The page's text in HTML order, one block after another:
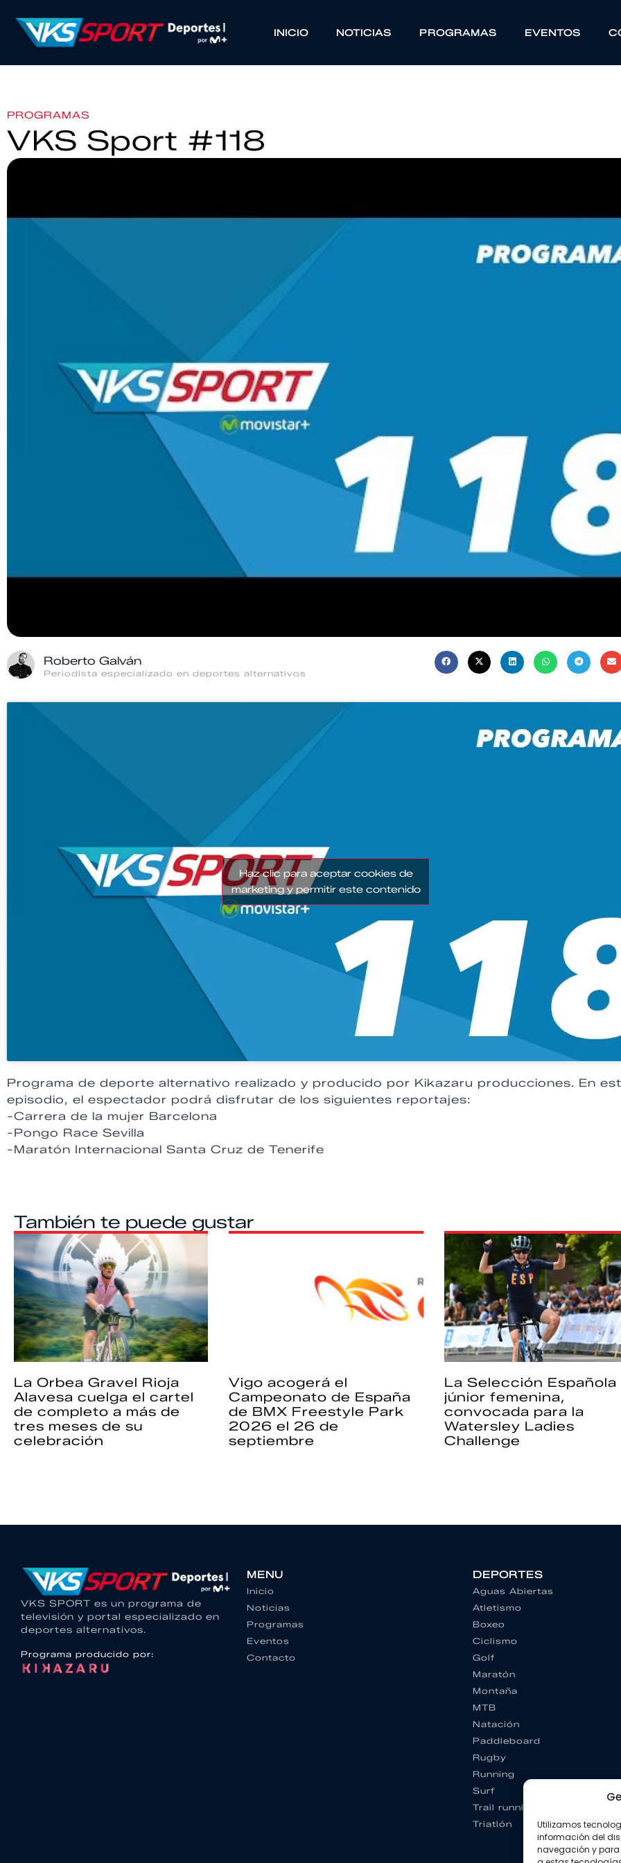
Utilizamos
información del
navegación y para
INICIO NOTICIAS PROGRAMAS EVENTOS
PROGRAMAS
VKS Sport #118
Roberto Galván
Periodista especializado en deportes alternativos
Haz clic para aceptar cookies de
marketing y permitir este contenido
Programa de deporte alternativo realizado y producido por Kikazaru producciones. En
episodio, el espectador podrá disfrutar de los siguientes reportajes:
-Carrera de la mujer Barcelona
-Pongo Race Sevilla
-Maratón Internacional Santa Cruz de Tenerife
También te puede gustar
La Orbea Gravel Rioja
Alavesa cuelga el cartel
de completo a más de
tres meses de su
celebración
Vigo acogerá el
Campeonato de España
de BMX Freestyle Park
2026 el 26 de
septiembre
La Selección Española
júnior femenina,
convocada para la
Watersley Ladies
Challenge
VKS SPORT es un programa de
televisión y portal especializado en
deportes alternativos.
Programa producido por:
MENU
Inicio
Noticias
Programas
Eventos
Contacto
DEPORTES
Aguas Abiertas
Atletismo
Boxeo
Ciclismo
Golf
Maratón
Montaña
MTB
Natación
Paddleboard
Rugby
Running
Surf
Trail running
Triatlón